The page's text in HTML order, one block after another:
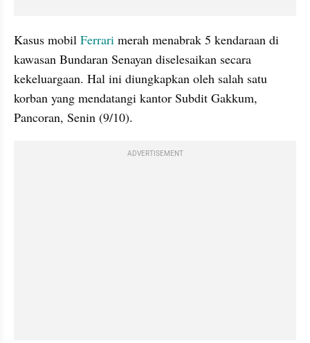
Kasus mobil Ferrari merah menabrak 5 kendaraan di
kawasan Bundaran Senayan diselesaikan secara
kekeluargaan. Hal ini diungkapkan oleh salah satu
korban yang mendatangi kantor Subdit Gakkum,
Pancoran, Senin (9/10).
ADVERTISEMENT